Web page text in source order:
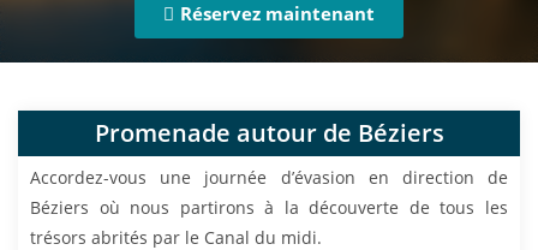
Réservez maintenant
Promenade autour de Béziers
Accordez-vous une journée d’évasion en direction de
Béziers où nous partirons à la découverte de tous les
trésors abrités par le Canal du midi.